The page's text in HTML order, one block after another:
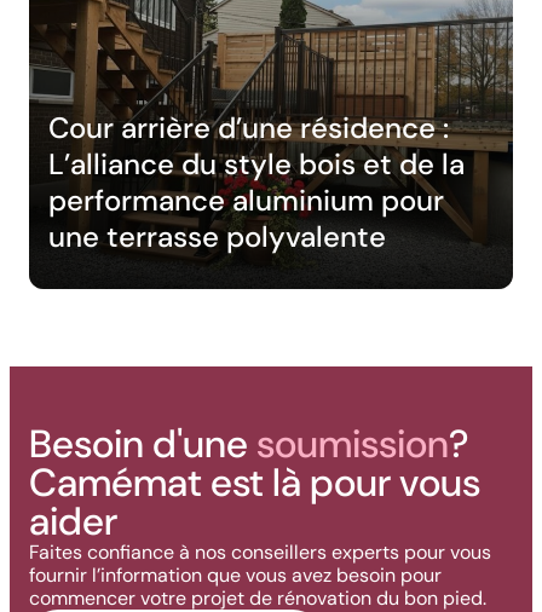
Cour arrière d’une résidence :
L’alliance du style bois et de la
performance aluminium pour
une terrasse polyvalente
Besoin d'une soumission?
Camémat est là pour vous
aider
Faites confiance à nos conseillers experts pour vous
fournir l’information que vous avez besoin pour
commencer votre projet de rénovation du bon pied.